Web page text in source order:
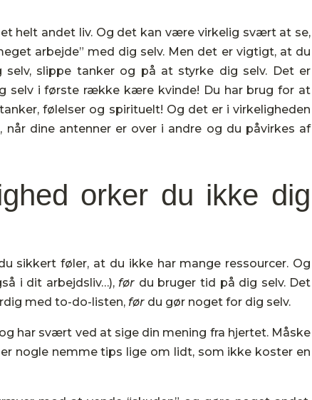
helt andet liv. Og det kan være virkelig svært at se,
arbejde” med dig selv. Men det er vigtigt, at du
slippe tanker og på at styrke dig selv. Det er
selv i første række kære kvinde! Du har brug for at
følelser og spirituelt! Og det er i virkeligheden
dine antenner er over i andre og du påvirkes af
orker du ikke dig
sikkert føler, at du ikke har mange ressourcer. Og
i dit arbejdsliv…), før du bruger tid på dig selv. Det
med to-do-listen, før du gør noget for dig selv.
har svært ved at sige din mening fra hjertet. Måske
nogle nemme tips lige om lidt, som ikke koster en